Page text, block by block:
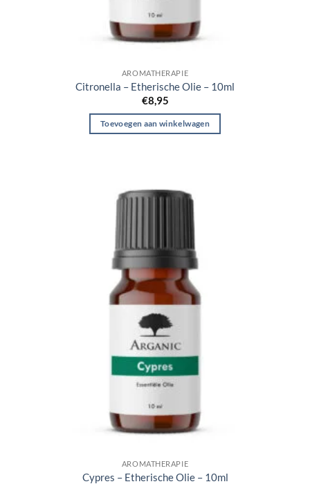
AROMATHERAPIE
Citronella – Etherische Olie – 10ml
€8,95
Toevoegen aan winkelwagen
AROMATHERAPIE
Cypres – Etherische Olie – 10ml